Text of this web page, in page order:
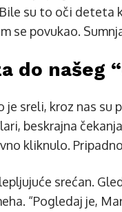
su to oči deteta
se povukao.
do našeg
je sreli, kroz nas
beskrajna
kliknulo.
srećan.
“Pogledaj je,